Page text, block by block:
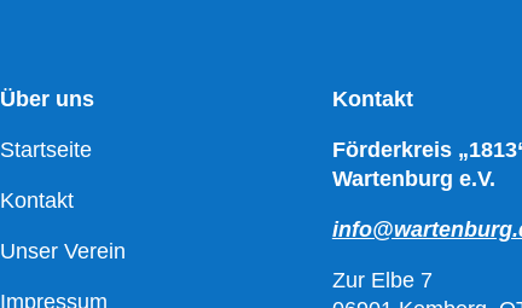
Über uns
Startseite
Kontakt
Unser Verein
Impressum
Kontakt
Förderkreis
Wartenburg e.V.
Zur Elbe 7